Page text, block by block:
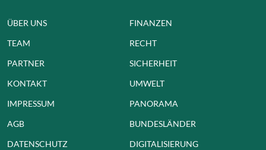
ÜBER UNS
TEAM
PARTNER
KONTAKT
IMPRESSUM
AGB
DATENSCHUTZ
FINANZEN
RECHT
SICHERHEIT
UMWELT
PANORAMA
BUNDESLÄNDER
DIGITALISIERUNG